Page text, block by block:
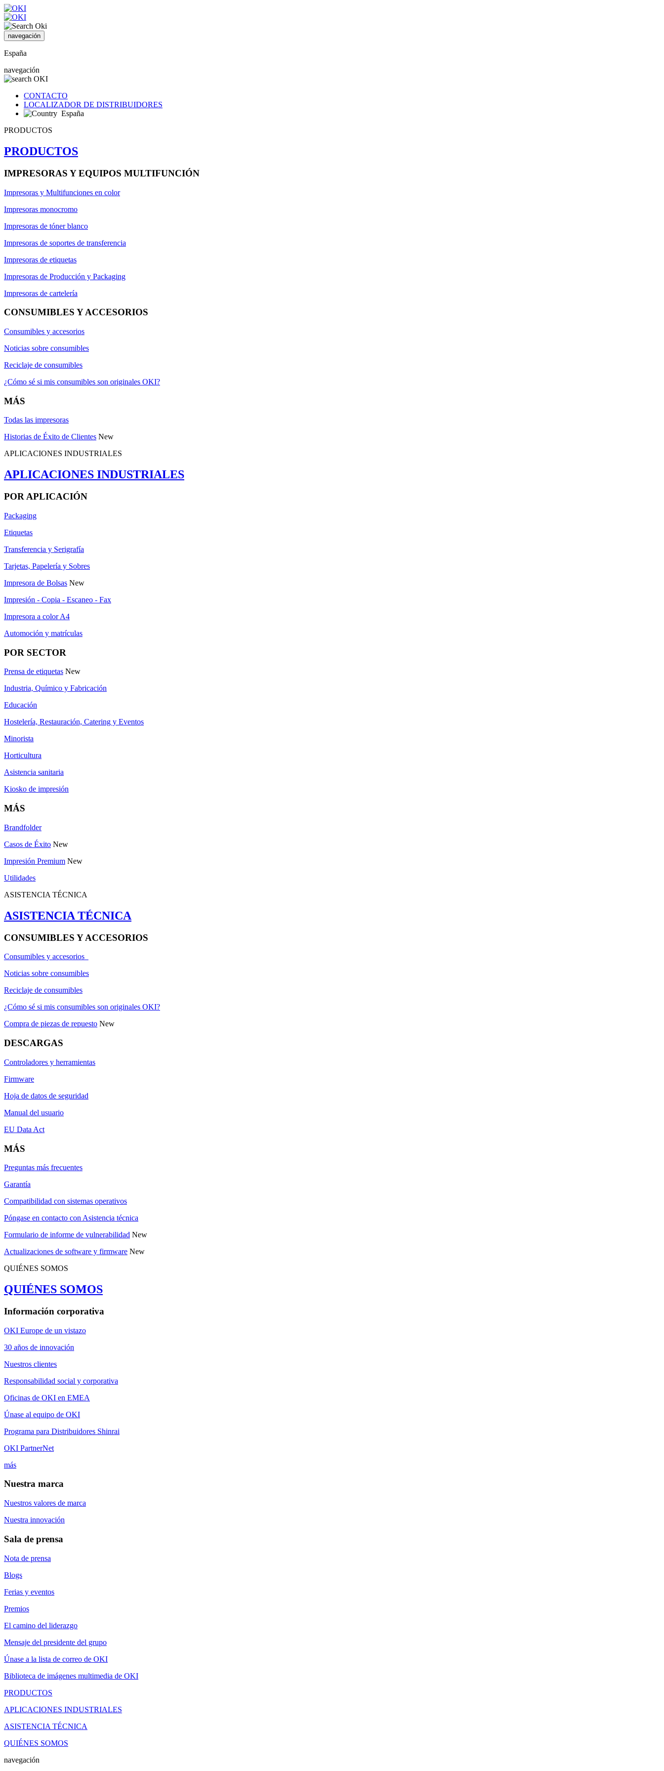
navegación
España
navegación
CONTACTO
LOCALIZADOR DE DISTRIBUIDORES
España
PRODUCTOS
PRODUCTOS
IMPRESORAS Y EQUIPOS MULTIFUNCIÓN
Impresoras y Multifunciones en color
Impresoras monocromo
Impresoras de tóner blanco
Impresoras de soportes de transferencia
Impresoras de etiquetas
Impresoras de Producción y Packaging
Impresoras de cartelería
CONSUMIBLES Y ACCESORIOS
Consumibles y accesorios
Noticias sobre consumibles
Reciclaje de consumibles
¿Cómo sé si mis consumibles son originales OKI?
MÁS
Todas las impresoras
Historias de Éxito de Clientes New
APLICACIONES INDUSTRIALES
APLICACIONES INDUSTRIALES
POR APLICACIÓN
Packaging
Etiquetas
Transferencia y Serigrafía
Tarjetas, Papelería y Sobres
Impresora de Bolsas New
Impresión - Copia - Escaneo - Fax
Impresora a color A4
Automoción y matrículas
POR SECTOR
Prensa de etiquetas New
Industria, Químico y Fabricación
Educación
Hostelería, Restauración, Catering y Eventos
Minorista
Horticultura
Asistencia sanitaria
Kiosko de impresión
MÁS
Brandfolder
Casos de Éxito New
Impresión Premium New
Utilidades
ASISTENCIA TÉCNICA
ASISTENCIA TÉCNICA
CONSUMIBLES Y ACCESORIOS
Consumibles y accesorios
Noticias sobre consumibles
Reciclaje de consumibles
¿Cómo sé si mis consumibles son originales OKI?
Compra de piezas de repuesto New
DESCARGAS
Controladores y herramientas
Firmware
Hoja de datos de seguridad
Manual del usuario
EU Data Act
MÁS
Preguntas más frecuentes
Garantía
Compatibilidad con sistemas operativos
Póngase en contacto con Asistencia técnica
Formulario de informe de vulnerabilidad New
Actualizaciones de software y firmware New
QUIÉNES SOMOS
QUIÉNES SOMOS
Información corporativa
OKI Europe de un vistazo
30 años de innovación
Nuestros clientes
Responsabilidad social y corporativa
Oficinas de OKI en EMEA
Únase al equipo de OKI
Programa para Distribuidores Shinrai
OKI PartnerNet
más
Nuestra marca
Nuestros valores de marca
Nuestra innovación
Sala de prensa
Nota de prensa
Blogs
Ferias y eventos
Premios
El camino del liderazgo
Mensaje del presidente del grupo
Únase a la lista de correo de OKI
Biblioteca de imágenes multimedia de OKI
PRODUCTOS
APLICACIONES INDUSTRIALES
ASISTENCIA TÉCNICA
QUIÉNES SOMOS
navegación